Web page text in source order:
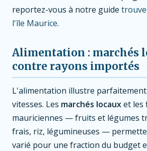
reportez-vous à notre guide
l'île Maurice.
Alimentation : marchés
contre rayons importés
L'alimentation illustre parfaitement
vitesses. Les marchés locauxet les
mauriciennes — fruits et légumes
frais, riz, légumineuses —
varié pour une fraction du budget